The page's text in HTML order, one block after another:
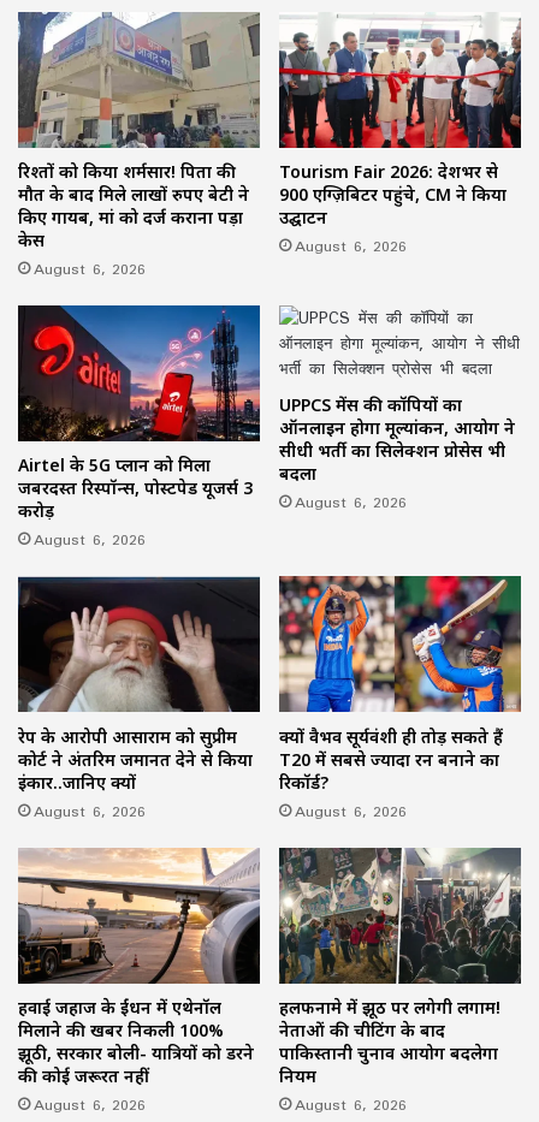
रिश्तों को किया शर्मसार! पिता की
मौत के बाद मिले लाखों रुपए बेटी ने
किए गायब, मां को दर्ज कराना पड़ा
केस
August 6, 2026
Tourism Fair 2026: देशभर से
900 एग्ज़िबिटर पहुंचे, CM ने किया
उद्घाटन
August 6, 2026
Airtel के 5G प्लान को मिला
जबरदस्त रिस्पॉन्स, पोस्टपेड यूजर्स 3
करोड़
August 6, 2026
UPPCS मेंस की कॉपियों का
ऑनलाइन होगा मूल्यांकन, आयोग ने
सीधी भर्ती का सिलेक्शन प्रोसेस भी
बदला
August 6, 2026
रेप के आरोपी आसाराम को सुप्रीम
कोर्ट ने अंतरिम जमानत देने से किया
इंकार..जानिए क्यों
August 6, 2026
क्यों वैभव सूर्यवंशी ही तोड़ सकते हैं
T20 में सबसे ज्यादा रन बनाने का
रिकॉर्ड?
August 6, 2026
हवाई जहाज के ईंधन में एथेनॉल
मिलाने की खबर निकली 100%
झूठी, सरकार बोली- यात्रियों को डरने
की कोई जरूरत नहीं
August 6, 2026
हलफनामे में झूठ पर लगेगी लगाम!
नेताओं की चीटिंग के बाद
पाकिस्तानी चुनाव आयोग बदलेगा
नियम
August 6, 2026